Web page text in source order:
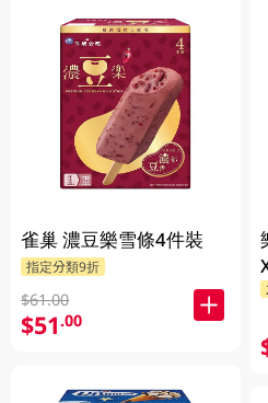
雀巢 濃豆樂雪條4件裝
指定分類9折
$61.00
$51.00